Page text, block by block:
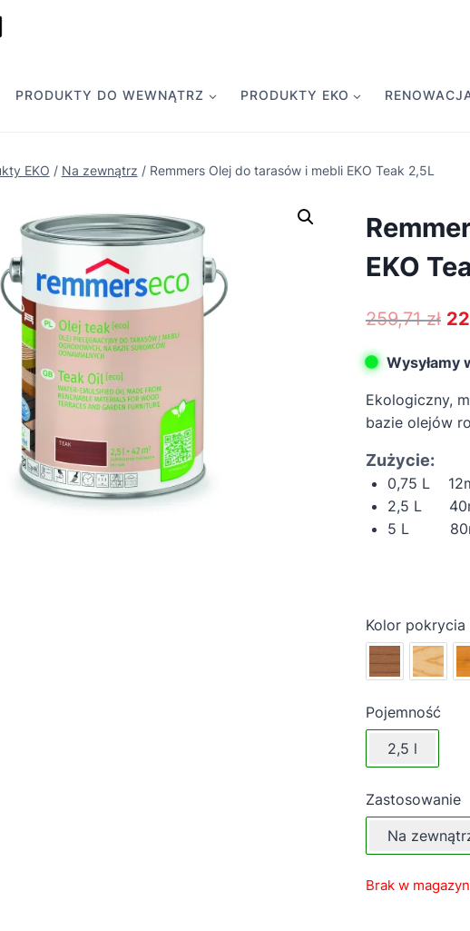
PRODUKTY DO WEWNĄTRZ PRODUKTY EKO
EKO / Na zewnątrz / Remmers Olej do tarasów i mebli EKO Teak 2,5L
EKO
259,71zł
Wysyłamy
Ekologiczny,
bazie olejów
Zużycie:
0,75 L
2,5 L
5 L 80m²
Kolor pokrycia
Pojemność
2,5 l
Zastosowanie
Na
Brak w